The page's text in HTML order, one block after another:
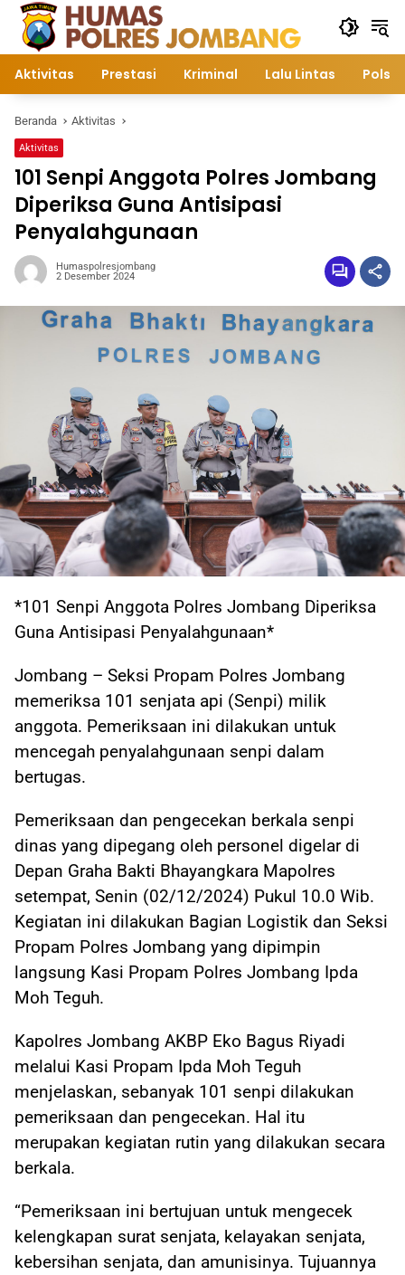
Langsung
konten
Aktivitas Prestasi Kriminal Lalu Lintas
Beranda Aktivitas
Aktivitas
101 Senpi Anggota Polres Jombang
Diperiksa Guna Antisipasi
Penyalahgunaan
Humaspolresjombang
2 Desember 2024
*101 Senpi Anggota Polres Jombang Diperiksa
Guna Antisipasi Penyalahgunaan*
Jombang – Seksi Propam Polres Jombang
memeriksa 101 senjata api (Senpi) milik
anggota. Pemeriksaan ini dilakukan untuk
mencegah penyalahgunaan senpi dalam
bertugas.
Pemeriksaan dan pengecekan berkala senpi
dinas yang dipegang oleh personel digelar di
Depan Graha Bakti Bhayangkara Mapolres
setempat, Senin (02/12/2024) Pukul 10.0 Wib.
Kegiatan ini dilakukan Bagian Logistik dan Seksi
Propam Polres Jombang yang dipimpin
langsung Kasi Propam Polres Jombang Ipda
Moh Teguh.
Kapolres Jombang AKBP Eko Bagus Riyadi
melalui Kasi Propam Ipda Moh Teguh
menjelaskan, sebanyak 101 senpi dilakukan
pemeriksaan dan pengecekan. Hal itu
merupakan kegiatan rutin yang dilakukan secara
berkala.
“Pemeriksaan ini bertujuan untuk mengecek
kelengkapan surat senjata, kelayakan senjata,
kebersihan senjata, dan amunisinya. Tujuannya